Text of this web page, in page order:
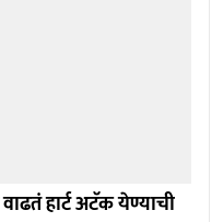
हार्ट अटॅक येण्याची